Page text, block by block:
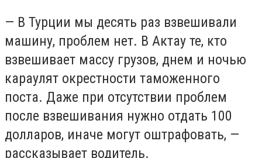
— В Турции мы десять раз взвешивали
машину, проблем нет. В Актау те, кто
взвешивает массу грузов, днем и ночью
караулят окрестности таможенного
поста. Даже при отсутствии проблем
после взвешивания нужно отдать 100
долларов, иначе могут оштрафовать, —
рассказывает водитель.